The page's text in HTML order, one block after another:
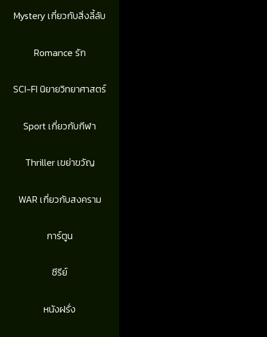
Mystery เกี่ยวกับสิ่งลี้ลับ
Romance รัก
SCI-FI นิยายวิทยาศาสตร์
Sport เกี่ยวกับกีฬา
Thriller เขย่าขวัญ
WAR เกี่ยวกับสงคราม
การ์ตูน
ซีรีย์
หนังฝรั่ง